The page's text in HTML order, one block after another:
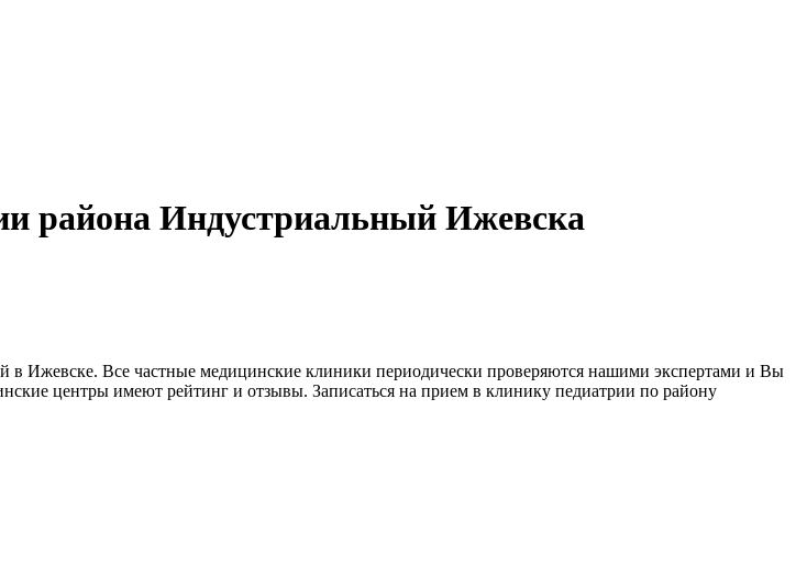
района Индустриальный Ижевска
Ижевске. Все частные медицинские клиники периодически проверяются нашими экспертами и Вы
центры имеют рейтинг и отзывы. Записаться на прием в клинику педиатрии по району